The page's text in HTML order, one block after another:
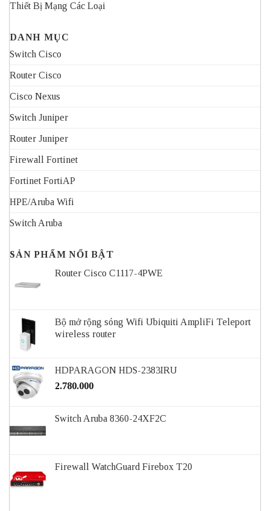
Thiết Bị Mạng Các Loại
DANH MỤC
Switch Cisco
Router Cisco
Cisco Nexus
Switch Juniper
Router Juniper
Firewall Fortinet
Fortinet FortiAP
HPE/Aruba Wifi
Switch Aruba
SẢN PHẨM NỔI BẬT
Router Cisco C1117-4PWE
Bộ mở rộng sóng Wifi Ubiquiti AmpliFi Teleport
wireless router
HDPARAGON HDS-2383IRU
2.780.000
Switch Aruba 8360-24XF2C
Firewall WatchGuard Firebox T20